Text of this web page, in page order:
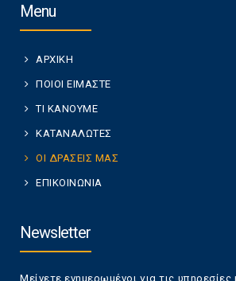
Menu
ΑΡΧΙΚΗ
ΠΟΙΟΙ ΕΙΜΑΣΤΕ
ΤΙ ΚΑΝΟΥΜΕ
ΚΑΤΑΝΑΛΩΤΕΣ
ΟΙ ΔΡΑΣΕΙΣ ΜΑΣ
ΕΠΙΚΟΙΝΩΝΙΑ
Newsletter
Μείνετε ενημερωμένοι για τις